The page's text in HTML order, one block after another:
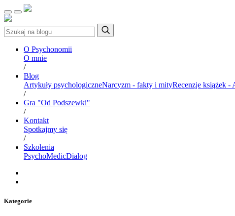
O Psychonomii
O mnie
/
Blog
Artykuły psychologiczneNarcyzm - fakty i mityRecenzje książek -
/
Gra "Od Podszewki"
/
Kontakt
Spotkajmy się
/
Szkolenia
PsychoMedicDialog
Kategorie